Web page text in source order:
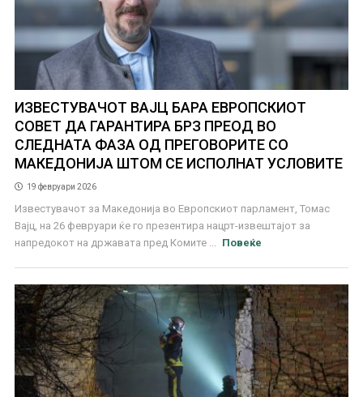
ИЗВЕСТУВАЧОТ ВАЈЦ БАРА ЕВРОПСКИОТ
СОВЕТ ДА ГАРАНТИРА БРЗ ПРЕОД ВО
СЛЕДНАТА ФАЗА ОД ПРЕГОВОРИТЕ СО
МАКЕДОНИЈА ШТОМ СЕ ИСПОЛНАТ УСЛОВИТЕ
19 февруари 2026
Известувачот за Македонија во Европскиот парламент, Томас
Вајц, на 26 февруари ќе го презентира нацрт-извештајот за
напредокот на државата пред Комите ...
Повеќе